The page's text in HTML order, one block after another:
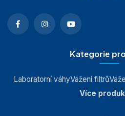
Kategorie
Laboratorní váhyVážení filtrů
Více